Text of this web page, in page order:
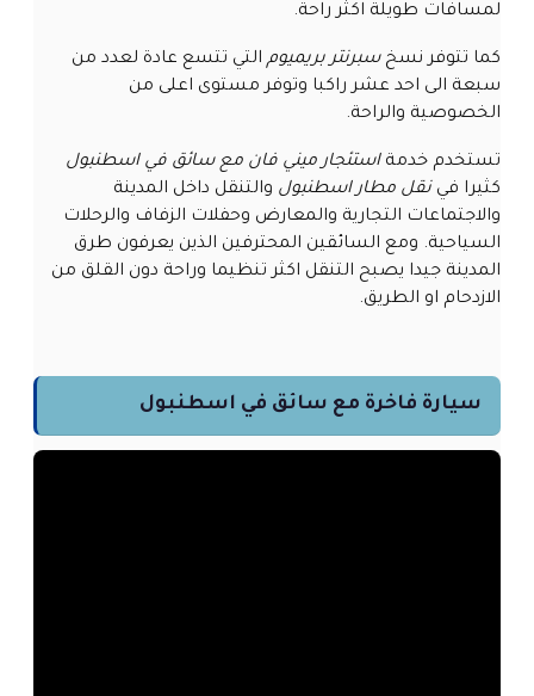
لمسافات طويلة اكثر راحة.
كما تتوفر نسخسبرنتر بريميوم التي تتسع عادة لعدد من
سبعة الى احد عشر راكبا وتوفر مستوى اعلى من
الخصوصية والراحة.
تستخدم خدمةاستئجار ميني فان مع سائق في اسطنبول
كثيرا فينقل مطار اسطنبول والتنقل داخل المدينة
والاجتماعات التجارية والمعارض وحفلات الزفاف والرحلات
السياحية. ومع السائقين المحترفين الذين يعرفون طرق
المدينة جيدا يصبح التنقل اكثر تنظيما وراحة دون القلق من
الازدحام او الطريق.
سيارة فاخرة مع سائق في اسطنبول